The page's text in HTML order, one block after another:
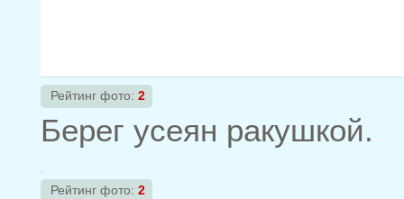
Рейтинг фото: 2
Берег усеян ракушкой.
Рейтинг фото: 2